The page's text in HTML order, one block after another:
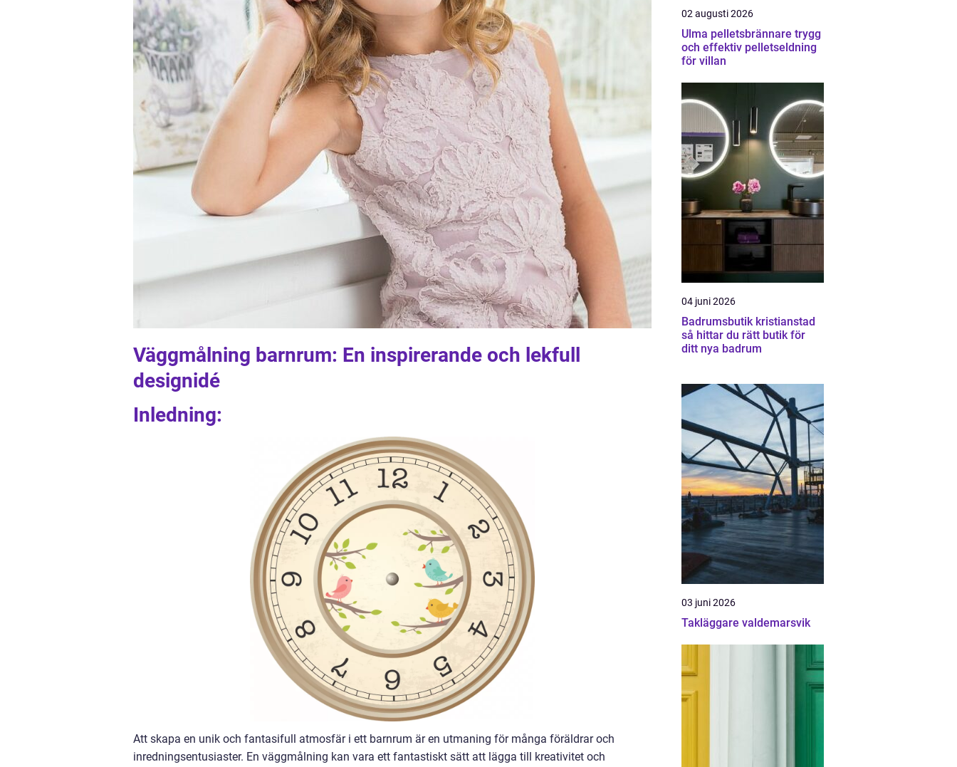
Väggmålning barnrum: En inspirerande och lekfull
designidé
Inledning:
Att skapa en unik och fantasifull atmosfär i ett barnrum är en utmaning för många föräldrar och
inredningsentusiaster. En väggmålning kan vara ett fantastiskt sätt att lägga till kreativitet och
02 augusti 2026
Ulma pelletsbrännare trygg
och effektiv pelletseldning
för villan
04 juni 2026
Badrumsbutik kristianstad
så hittar du rätt butik för
ditt nya badrum
03 juni 2026
Takläggare valdemarsvik